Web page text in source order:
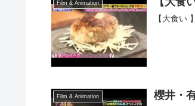
Film & Animation
【大食い
Film & Animation 櫻井・